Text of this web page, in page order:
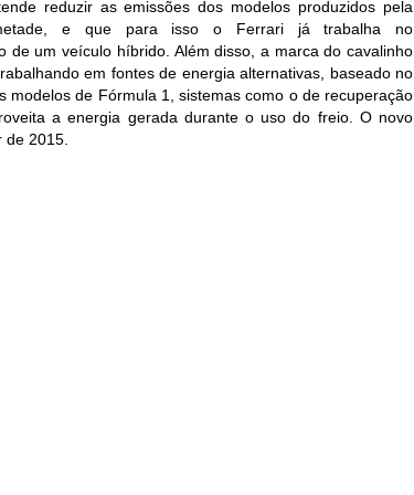
reduzir as emissões dos modelos produzidos pela
e que para isso o Ferrari já trabalha no
de um veículo híbrido. Além disso, a marca do cavalinho
em fontes de energia alternativas, baseado no
modelos de Fórmula 1, sistemas como o de recuperação
a energia gerada durante o uso do freio. O novo
2015.